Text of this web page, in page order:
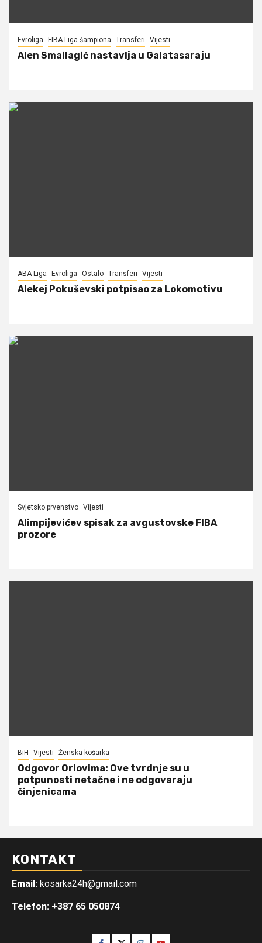
Evroliga FIBA Liga šampiona Transferi Vijesti
Alen Smailagić nastavlja u Galatasaraju
ABA Liga Evroliga Ostalo Transferi Vijesti
Alekej Pokuševski potpisao za Lokomotivu
Svjetsko prvenstvo Vijesti
Alimpijevićev spisak za avgustovske FIBA
prozore
BiH Vijesti Ženska košarka
Odgovor Orlovima: ​Ove tvrdnje su u
potpunosti netačne i ne odgovaraju
činjenicama
KONTAKT
Email: kosarka24h@gmail.com
Telefon: +387 65 050874